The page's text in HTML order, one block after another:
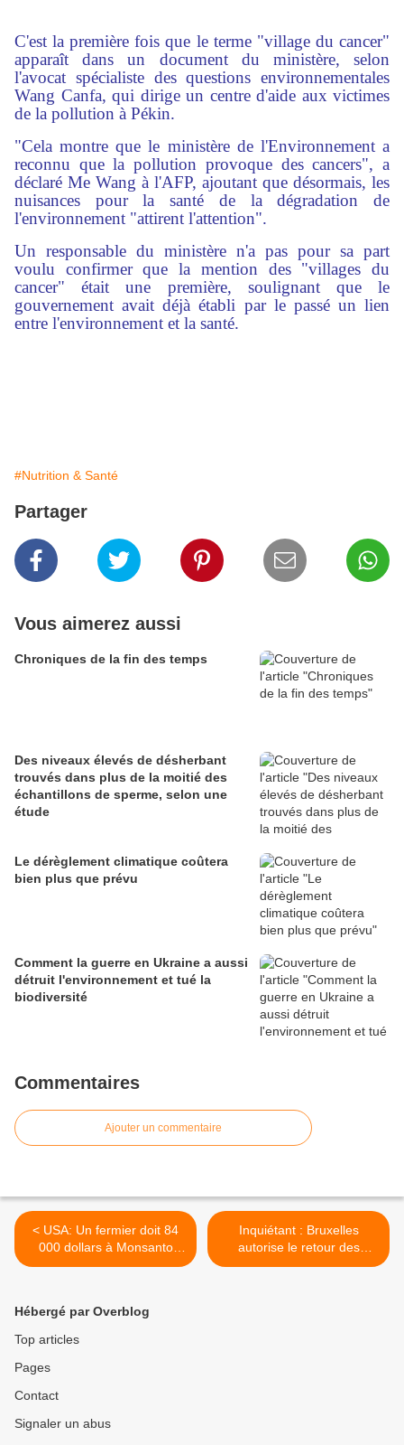
C'est la première fois que le terme "village du cancer"
apparaît dans un document du ministère, selon
l'avocat spécialiste des questions environnementales
Wang Canfa, qui dirige un centre d'aide aux victimes
de la pollution à Pékin.
"Cela montre que le ministère de l'Environnement a
reconnu que la pollution provoque des cancers", a
déclaré Me Wang à l'AFP, ajoutant que désormais, les
nuisances pour la santé de la dégradation de
l'environnement "attirent l'attention".
Un responsable du ministère n'a pas pour sa part
voulu confirmer que la mention des "villages du
cancer" était une première, soulignant que le
gouvernement avait déjà établi par le passé un lien
entre l'environnement et la santé.
#Nutrition & Santé
Partager
Vous aimerez aussi
Chroniques de la fin des temps
Des niveaux élevés de désherbant
trouvés dans plus de la moitié des
échantillons de sperme, selon une
étude
Le dérèglement climatique coûtera
bien plus que prévu
Comment la guerre en Ukraine a aussi
détruit l'environnement et tué la
biodiversité
Commentaires
Ajouter un commentaire
< USA: Un fermier doit 84
000 dollars à Monsanto
pour violation de brevets
Inquiétant : Bruxelles
autorise le retour des
farines animales >
Hébergé par Overblog
Top articles
Pages
Contact
Signaler un abus